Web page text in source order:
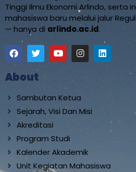
Tinggi Ilmu Ekonomi Arlindo, serta
mahasiswa baru melalui jalur
— hanya di arlindo.ac.id.
About
Sambutan Ketua
Sejarah, Visi Dan Misi
Akreditasi
Program Studi
Kalender Akademik
Unit Kegiatan Mahasiswa